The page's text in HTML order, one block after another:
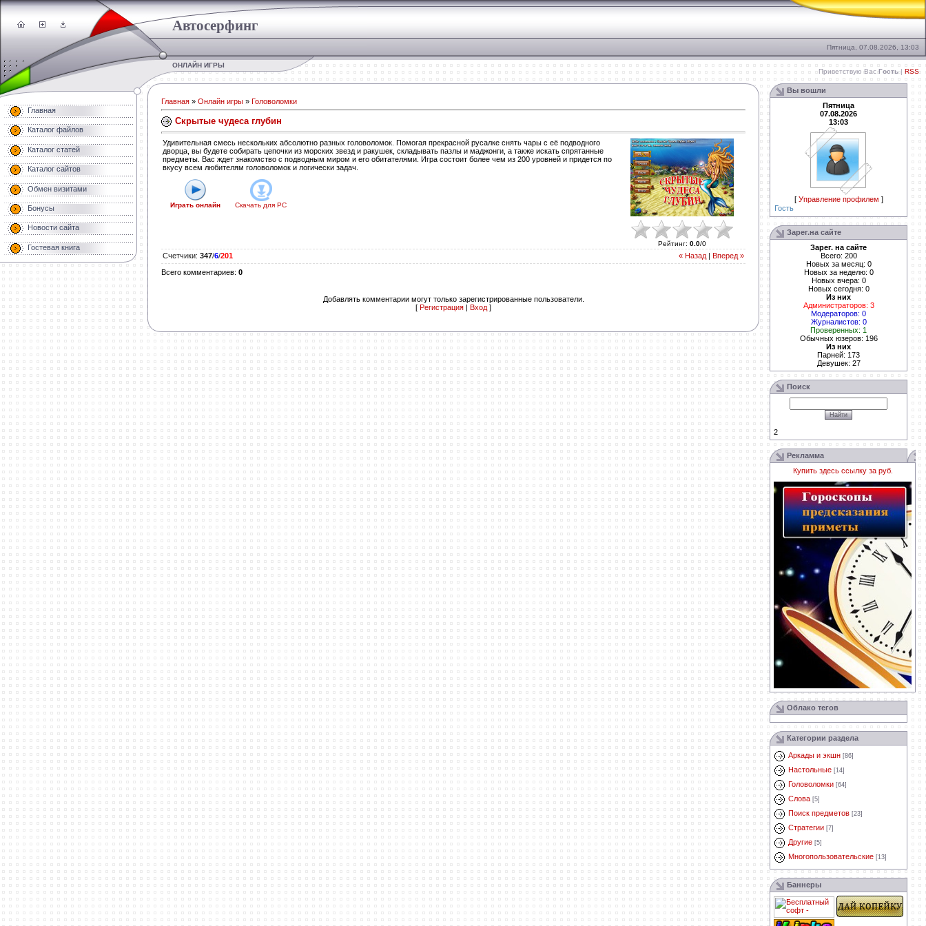
Автосерфинг
Пятница, 07.08.2026, 13:03
ОНЛАЙН ИГРЫ
Приветствую Вас Гость | RSS
Главная
Каталог файлов
Каталог статей
Каталог сайтов
Обмен визитами
Бонусы
Новости сайта
Гостевая книга
Главная » Онлайн игры » Головоломки
Скрытые чудеса глубин
Удивительная смесь нескольких абсолютно разных головоломок. Помогая прекрасной русалке снять чары с её подводного
дворца, вы будете собирать цепочки из морских звезд и ракушек, складывать пазлы и маджонги, а также искать спрятанные
предметы. Вас ждет знакомство с подводным миром и его обитателями. Игра состоит более чем из 200 уровней и придется по
вкусу всем любителям головоломок и логически задач.
Играть онлайн Скачать для PC
Рейтинг: 0.0/0
« Назад Вперед »
Счетчики: 347/6/201
Всего комментариев: 0
Добавлять комментарии могут только зарегистрированные пользователи.
[ Регистрация Вход ]
Вы вошли
Пятница
07.08.2026
13:03
[ Управление профилем ]
Гость
Зарег.на сайте
Зарег. на сайте
Всего: 200
Новых за месяц: 0
Новых за неделю: 0
Новых вчера: 0
Новых сегодня: 0
Из них
Администраторов: 3
Модераторов: 0
Журналистов: 0
Проверенных: 1
Обычных юзеров: 196
Из них
Парней: 173
Девушек: 27
Поиск
2
Рекламма
Купить здесь ссылку за руб.
Облако тегов
Категории раздела
Аркады и экшн [86]
Настольные [14]
Головоломки [64]
Слова [5]
Поиск предметов [23]
Стратегии [7]
Другие [5]
Многопользовательские [13]
Баннеры